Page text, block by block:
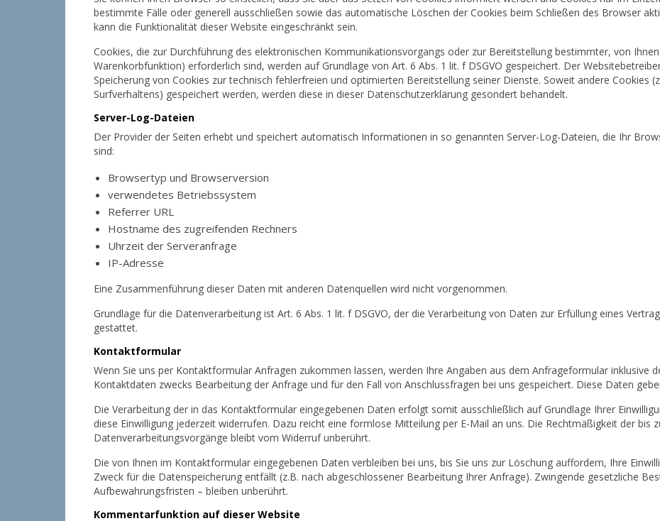
bestimmte Fälle oder generell ausschließen sowie das automatische Löschen der Cookies beim Schließen des Browser
kann die Funktionalität dieser Website eingeschränkt sein.
Cookies, die zur Durchführung des elektronischen Kommunikationsvorgangs oder zur Bereitstellung bestimmter, von
Warenkorbfunktion) erforderlich sind, werden auf Grundlage von Art. 6 Abs. 1 lit. f DSGVO gespeichert. Der
Speicherung von Cookies zur technisch fehlerfreien und optimierten Bereitstellung seiner Dienste. Soweit andere Cookies
Surfverhaltens) gespeichert werden, werden diese in dieser Datenschutzerklärung gesondert behandelt.
Server-Log-Dateien
Der Provider der Seiten erhebt und speichert automatisch Informationen in so genannten Server-Log-Dateien, die Ihr
sind:
Browsertyp und Browserversion
verwendetes Betriebssystem
Referrer URL
Hostname des zugreifenden Rechners
Uhrzeit der Serveranfrage
IP-Adresse
Eine Zusammenführung dieser Daten mit anderen Datenquellen wird nicht vorgenommen.
Grundlage für die Datenverarbeitung ist Art. 6 Abs. 1 lit. f DSGVO, der die Verarbeitung von Daten zur Erfüllung eines
gestattet.
Kontaktformular
Wenn Sie uns per Kontaktformular Anfragen zukommen lassen, werden Ihre Angaben aus dem Anfrageformular inklusive
Kontaktdaten zwecks Bearbeitung der Anfrage und für den Fall von Anschlussfragen bei uns gespeichert. Diese Daten
Die Verarbeitung der in das Kontaktformular eingegebenen Daten erfolgt somit ausschließlich auf Grundlage Ihrer
diese Einwilligung jederzeit widerrufen. Dazu reicht eine formlose Mitteilung per E-Mail an uns. Die Rechtmäßigkeit der bis
Datenverarbeitungsvorgänge bleibt vom Widerruf unberührt.
Die von Ihnen im Kontaktformular eingegebenen Daten verbleiben bei uns, bis Sie uns zur Löschung auffordern, Ihre
Zweck für die Datenspeicherung entfällt (z.B. nach abgeschlossener Bearbeitung Ihrer Anfrage). Zwingende gesetzliche
Aufbewahrungsfristen – bleiben unberührt.
Kommentarfunktion auf dieser Website